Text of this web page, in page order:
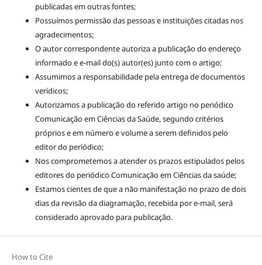
publicadas em outras fontes;
Possuímos permissão das pessoas e instituições citadas nos
agradecimentos;
O autor correspondente autoriza a publicação do endereço
informado e e-mail do(s) autor(es) junto com o artigo;
Assumimos a responsabilidade pela entrega de documentos
verídicos;
Autorizamos a publicação do referido artigo no periódico
Comunicação em Ciências da Saúde, segundo critérios
próprios e em número e volume a serem definidos pelo
editor do periódico;
Nos comprometemos a atender os prazos estipulados pelos
editores do periódico Comunicação em Ciências da saúde;
Estamos cientes de que a não manifestação no prazo de dois
dias da revisão da diagramação, recebida por e-mail, será
considerado aprovado para publicação.
How to Cite